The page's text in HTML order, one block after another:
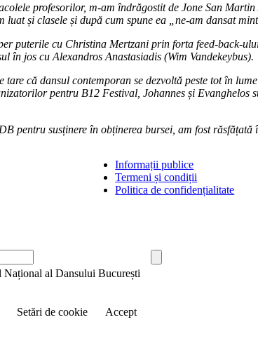
profesorilor, m-am îndrăgostit de Jone San
luat și clasele și după cum spune ea „ne-am dansat
puterile cu Christina Mertzani prin forta feed-back-
în jos cu Alexandros Anastasiadis (Wim Vandekeybus).
tare că dansul contemporan se dezvoltă peste tot în
pentru B12 Festival, Johannes și Evanghelos
pentru susținere în obținerea bursei, am fost
Informații publice
Termeni și condiții
Politica de confidențialitate
al Dansului București
Setări de cookie Accept